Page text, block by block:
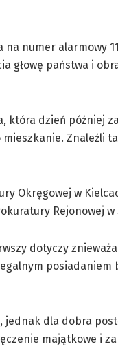
na numer alarmowy
głowę państwa i
która dzień później
Znaleźli
Okręgowej w
Rejonowej w
dotyczy
posiadaniem
jednak dla dobra
majątkowe i